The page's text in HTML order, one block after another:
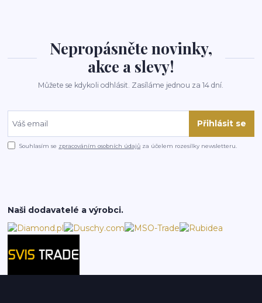
Nepropásněte novinky,
akce a slevy!
Můžete se kdykoli odhlásit. Zasíláme jednou za 14 dní.
Přihlásit se
Souhlasím se zpracováním osobních údajů za účelem rozesílky newsletteru.
Naši dodavatelé a výrobci.